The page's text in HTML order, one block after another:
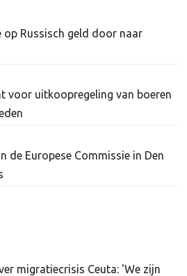
op Russisch geld door naar
voor uitkoopregeling van boeren
de Europese Commissie in Den
migratiecrisis Ceuta: 'We zijn